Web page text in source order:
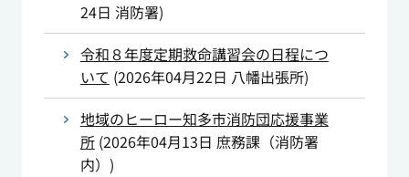
24日 消防署)
令和８年度定期救命講習会の日程につ
いて (2026年04月22日 八幡出張所)
地域のヒーロー知多市消防団応援事業
所(2026年04月13日 庶務課（消防署
内） )